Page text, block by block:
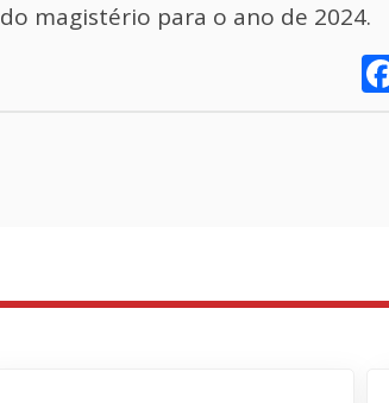
magistério para o ano de 2024.